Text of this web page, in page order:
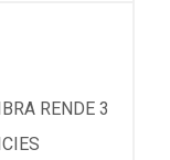
RENDE 3